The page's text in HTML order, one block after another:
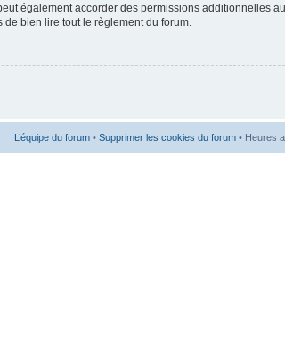
également accorder des permissions additionnelles
bien lire tout le règlement du forum.
L’équipe du forum • Supprimer les cookies du forum • Heures